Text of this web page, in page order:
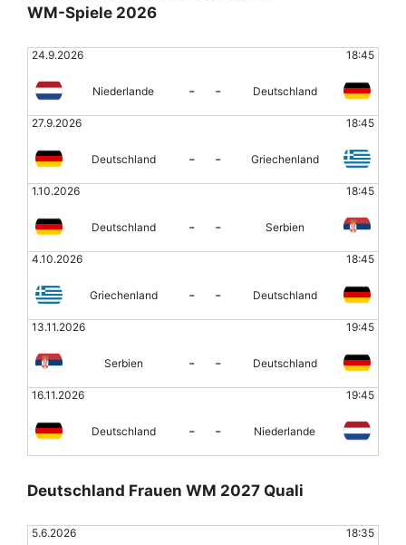
WM-Spiele 2026
24.9.2026 18:45
Niederlande - - Deutschland
27.9.2026 18:45
Deutschland - - Griechenland
1.10.2026 18:45
Deutschland - - Serbien
4.10.2026 18:45
Griechenland - - Deutschland
13.11.2026 19:45
Serbien - - Deutschland
16.11.2026 19:45
Deutschland - - Niederlande
Deutschland Frauen WM 2027 Quali
5.6.2026 18:35